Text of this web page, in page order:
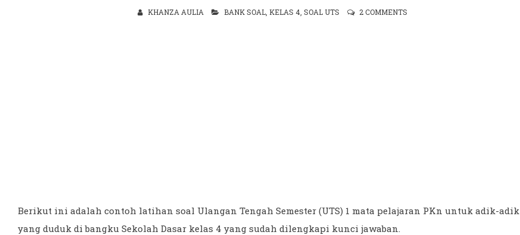
KHANZA AULIA BANK SOAL KELAS 4 ,SOAL UTS 2 COMMENTS
Berikut ini adalah contoh latihan soal Ulangan Tengah Semester (UTS) 1 mata pelajaran PKn untuk adik-adik
yang duduk di bangku Sekolah Dasar kelas 4 yang sudah dilengkapi kunci jawaban.